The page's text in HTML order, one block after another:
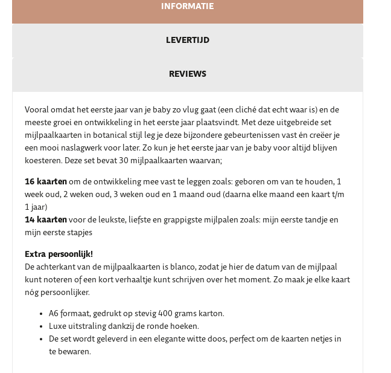
INFORMATIE
LEVERTIJD
REVIEWS
Vooral omdat het eerste jaar van je baby zo vlug gaat (een cliché dat echt waar is) en de
meeste groei en ontwikkeling in het eerste jaar plaatsvindt. Met deze uitgebreide set
mijlpaalkaarten in botanical stijl leg je deze bijzondere gebeurtenissen vast én creëer je
een mooi naslagwerk voor later. Zo kun je het eerste jaar van je baby voor altijd blijven
koesteren. Deze set bevat 30 mijlpaalkaarten waarvan;
16 kaartenom de ontwikkeling mee vast te leggen zoals: geboren om van te houden, 1
week oud, 2 weken oud, 3 weken oud en 1 maand oud (daarna elke maand een kaart t/m
1 jaar)
14 kaartenvoor de leukste, liefste en grappigste mijlpalen zoals: mijn eerste tandje en
mijn eerste stapjes
Extra persoonlijk!
De achterkant van de mijlpaalkaarten is blanco, zodat je hier de datum van de mijlpaal
kunt noteren of een kort verhaaltje kunt schrijven over het moment. Zo maak je elke kaart
nóg persoonlijker.
A6 formaat, gedrukt op stevig 400 grams karton.
Luxe uitstraling dankzij de ronde hoeken.
De set wordt geleverd in een elegante witte doos, perfect om de kaarten netjes in
te bewaren.